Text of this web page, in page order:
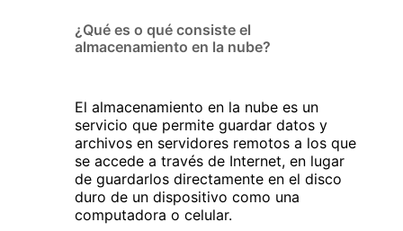
¿Qué es o qué consiste el
almacenamiento en la nube?
El almacenamiento en la nube es un
servicio que permite guardar datos y
archivos en servidores remotos a los que
se accede a través de Internet, en lugar
de guardarlos directamente en el disco
duro de un dispositivo como una
computadora o celular.